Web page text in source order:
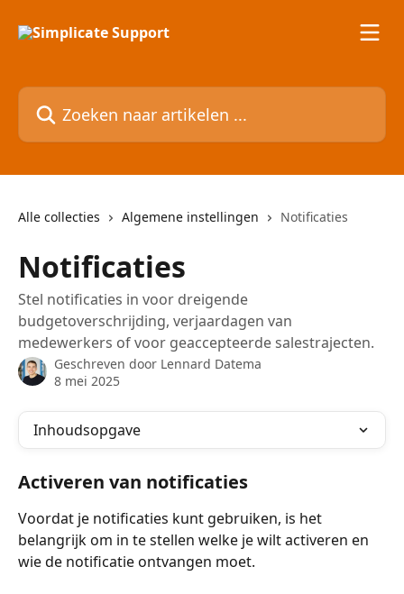
Zoeken naar artikelen ...
Alle collecties Algemene instellingen Notificaties
Notificaties
Stel notificaties in voor dreigende
budgetoverschrijding, verjaardagen van
medewerkers of voor geaccepteerde salestrajecten.
Geschreven door Lennard Datema
8 mei 2025
Inhoudsopgave
Activeren van notificaties
Voordat je notificaties kunt gebruiken, is het
belangrijk om in te stellen welke je wilt activeren en
wie de notificatie ontvangen moet.